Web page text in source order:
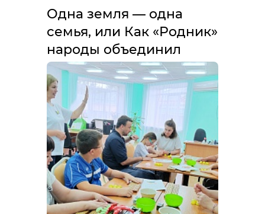
Одна земля — одна
семья, или Как «Родник»
народы объединил